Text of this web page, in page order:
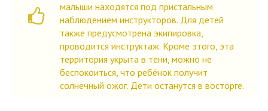
малыши находятся под пристальным
наблюдением инструкторов. Для детей
также предусмотрена экипировка,
проводится инструктаж. Кроме этого, эта
территория укрыта в тени, можно не
беспокоиться, что ребёнок получит
солнечный ожог. Дети останутся в восторге.